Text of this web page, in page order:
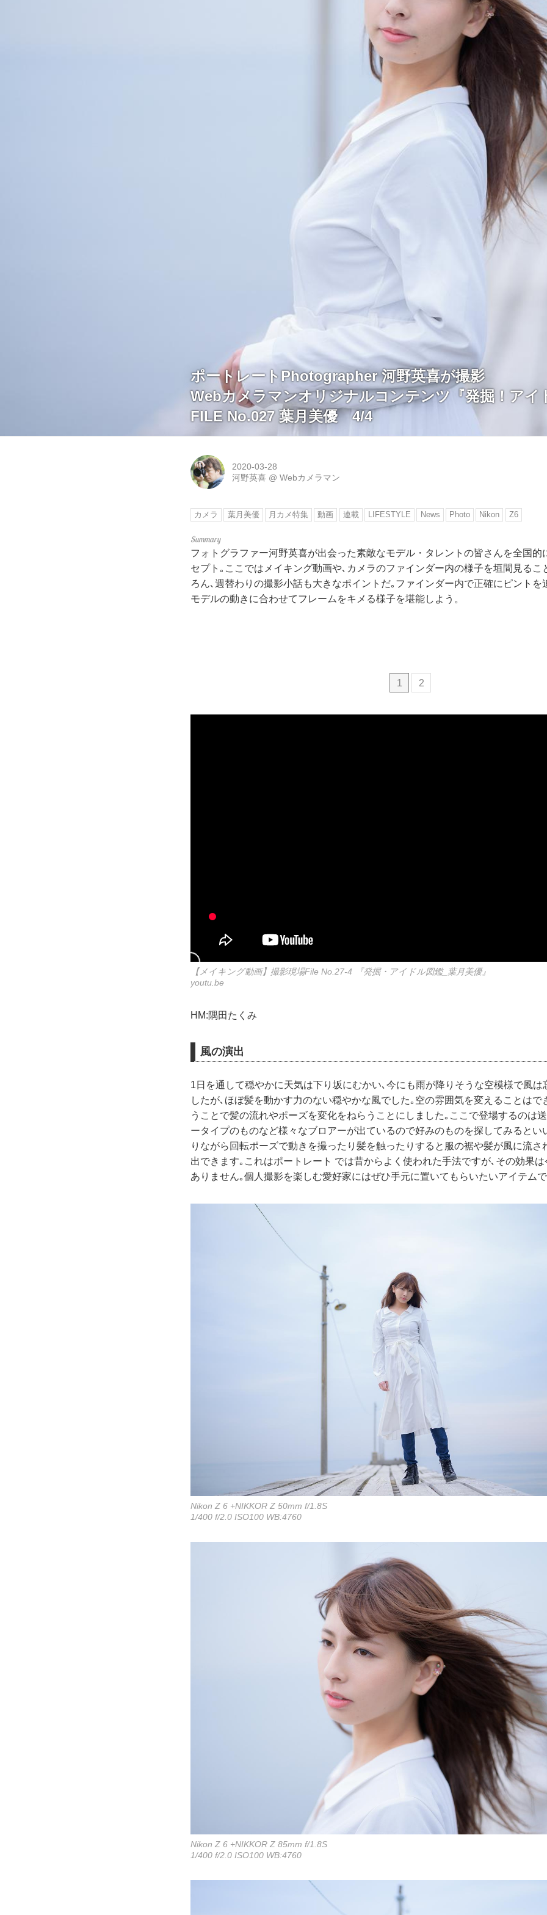
ポートレートPhotographer 河野英喜が撮影
Webカメラマンオリジナルコンテンツ『発掘！アイ
FILE No.027 葉月美優 4/4
2020-03-28
河野英喜 @Webカメラマン
カメラ 葉月美優 月カメ特集 動画 連載 LIFESTYLE News Photo Nikon Z6
フォトグラファー河野英喜が出会った素敵なモデル・タレントの皆さんを全国的
セプト｡ここではメイキング動画や､カメラのファインダー内の様子を垣間見るこ
ろん､週替わりの撮影小話も大きなポイントだ｡ファインダー内で正確にピントを
モデルの動きに合わせてフレームをキメる様子を堪能しよう。
1 2
【メイキング動画】撮影現場File No.27-4 『発掘・アイドル図鑑_葉月美優』
youtu.be
HM:隅田たくみ
風の演出
1日を通して穏やかに天気は下り坂にむかい､今にも雨が降りそうな空模様で風は
したが､ほぼ髪を動かす力のない穏やかな風でした｡空の雰囲気を変えることはで
うことで髪の流れやポーズを変化をねらうことにしました｡ここで登場するのは
ータイプのものなど様々なブロアーが出ているので好みのものを探してみるとい
りながら回転ポーズで動きを撮ったり髪を触ったりすると服の裾や髪が風に流さ
出できます｡これはポートレート では昔からよく使われた手法ですが､その効果
ありません｡個人撮影を楽しむ愛好家にはぜひ手元に置いてもらいたいアイテムで
Nikon Z 6 +NIKKOR Z 50mm f/1.8S
1/400 f/2.0 ISO100 WB:4760
Nikon Z 6 +NIKKOR Z 85mm f/1.8S
1/400 f/2.0 ISO100 WB:4760